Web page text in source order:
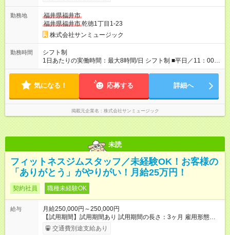
勤務地
福井県福井市
福井県福井市乾徳1丁目1-23
株式会社サンミュージック
勤務時間
シフト制
1日あたりの実働時間：最大8時間/日 シフト制 ■平日／11：00～
20：00 ■土日祝／10：00～19：00 ★残業は月数回、30分～1時
気になる！ 応募する 詳細へ
掲載元企業名 株式会社サンミュージック
未読
フィットネスジムスタッフ／未経験OK！お客様の
「ありがとう」がやりがい！月給25万円！
契約社員 職種未経験OK
給与
月給250,000円～250,000円
【試用期間】試用期間あり 試用期間の長さ：3ヶ月 雇用形態、
給与は本採用時と同じです。
交通費別途支給あり